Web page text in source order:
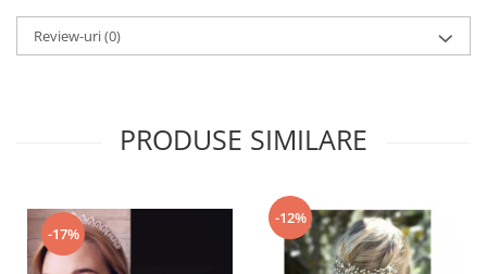
Review-uri(0)
PRODUSE SIMILARE
-17%
-12%